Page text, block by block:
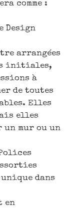
comme :
Design
arrangées
initiales,
à
de toutes
Elles
elles
mur ou un
dans
en